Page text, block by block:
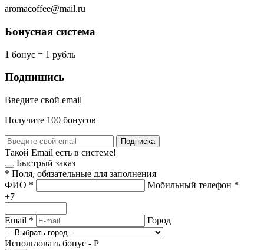
aromacoffee@mail.ru
Бонусная система
1 бонус = 1 рубль
Подпишись
Введите свой email
Получите 100 бонусов
Подписка
Такой Email есть в системе!
Быстрый заказ
* Поля, обязательные для заполнения
ФИО * Мобильный телефон *
+7
Email * Город
Использовать бонус - Р